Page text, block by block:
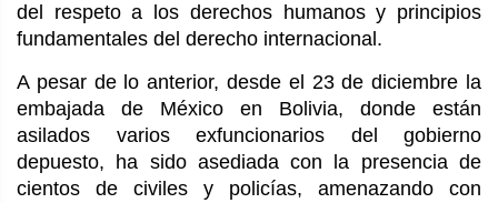
del respeto a los derechos humanos y principios
fundamentales del derecho internacional.
A pesar de lo anterior, desde el 23 de diciembre la
embajada de México en Bolivia, donde están
asilados varios exfuncionarios del gobierno
depuesto, ha sido asediada con la presencia de
cientos de civiles y policías, amenazando con